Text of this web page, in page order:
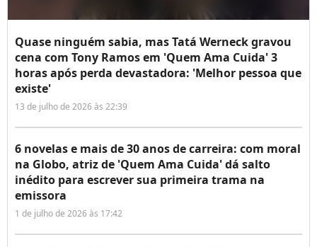
Quase ninguém sabia, mas Tatá Werneck gravou
cena com Tony Ramos em 'Quem Ama Cuida' 3
horas após perda devastadora: 'Melhor pessoa que
existe'
13 de julho de 2026 às 22:39
6 novelas e mais de 30 anos de carreira: com moral
na Globo, atriz de 'Quem Ama Cuida' dá salto
inédito para escrever sua primeira trama na
emissora
1 de julho de 2026 às 17:42